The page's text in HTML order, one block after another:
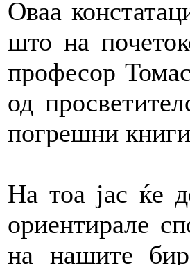
Оваа
што на
професор
од
погрешни
На тоа јас ќе
ориентирале
на нашите